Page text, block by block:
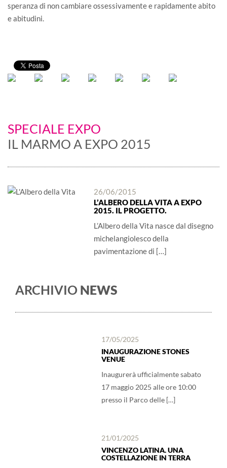
speranza di non cambiare ossessivamente e rapidamente abito
e abitudini.
SPECIALE EXPO
IL MARMO A EXPO 2015
26/06/2015
L’ALBERO DELLA VITA A EXPO
2015. IL PROGETTO.
L’Albero della Vita nasce dal disegno
michelangiolesco della
pavimentazione di […]
ARCHIVIO NEWS
17/05/2025
INAUGURAZIONE STONES
VENUE
Inaugurerà ufficialmente sabato
17 maggio 2025 alle ore 10:00
presso il Parco delle […]
21/01/2025
VINCENZO LATINA. UNA
COSTELLAZIONE IN TERRA